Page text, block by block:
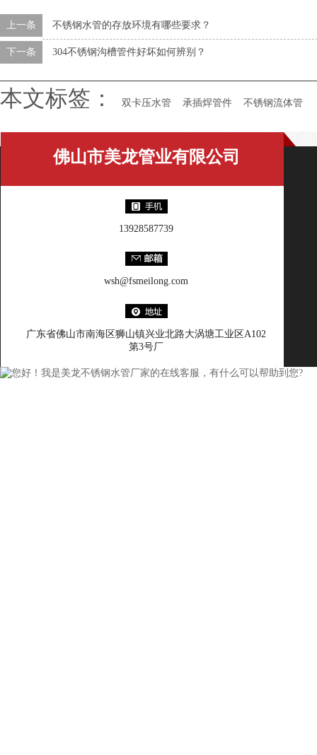
上一条 不锈钢水管的存放环境有哪些要求？
下一条 304不锈钢沟槽管件好坏如何辨别？
本文标签： 双卡压水管 承插焊管件 不锈钢流体管
佛山市美龙管业有限公司
13928587739
wsh@fsmeilong.com
广东省佛山市南海区狮山镇兴业北路大涡塘工业区A102
第3号厂